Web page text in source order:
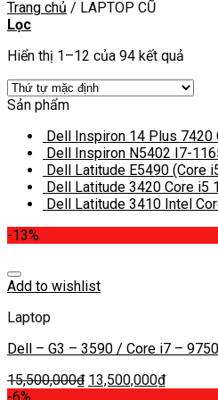
Trang chủ / LAPTOP CŨ
Lọc
Hiển thị 1–12 của 94 kết quả
Sản phẩm
Dell Inspiron 14 Plus
Dell Inspiron N5402 I7-
Dell Latitude E5490 (Core
Dell Latitude 3420 Core i5
Dell Latitude 3410 Intel
-13%
Add to wishlist
Laptop
Dell – G3 – 3590 / Core i7 –
15,500,000₫ 13,500,000₫